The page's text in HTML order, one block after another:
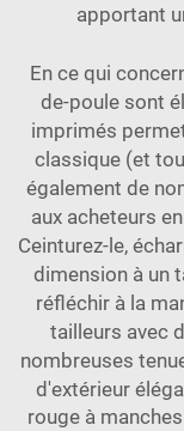
apportant
En ce qui
de-poule sont
imprimés
classique (et
également de
aux acheteurs
Ceinturez-le,
dimension à un
réfléchir à la
tailleurs avec
nombreuses
d'extérieur
rouge à